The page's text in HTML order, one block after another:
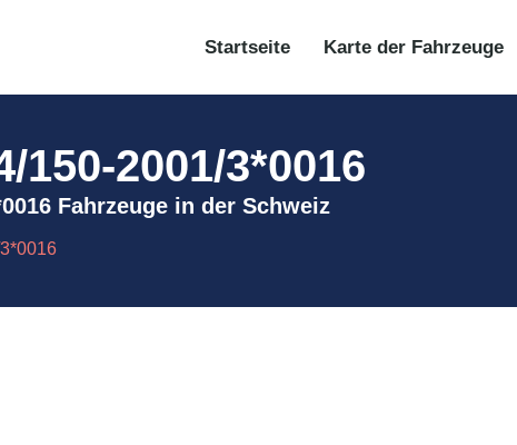
Startseite Karte der Fahrzeuge
150-2001/3*0016
Fahrzeuge in der Schweiz